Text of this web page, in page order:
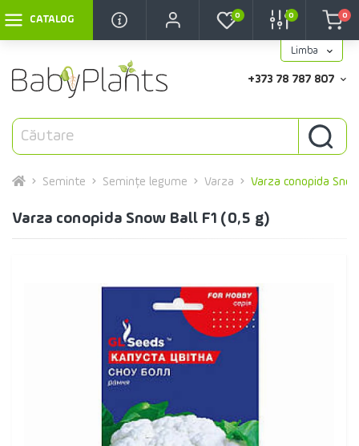
CATALOG
Limba
0 0 0
+373 78 787 807
Seminte Semințe legume Varza Varza conopida
Varza conopida Snow Ball F1 (0,5 g)